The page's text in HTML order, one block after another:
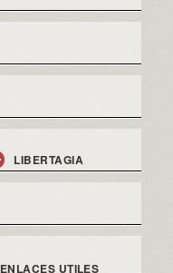
LIBERTAGIA
ENLACES UTILES